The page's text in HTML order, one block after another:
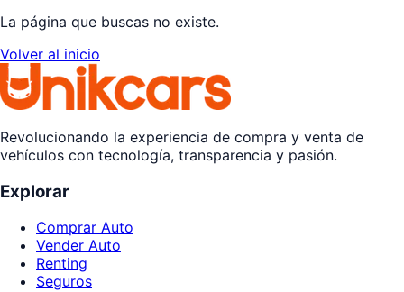
La página que buscas no existe.
Volver al inicio
Revolucionando la experiencia de compra y venta de
vehículos con tecnología, transparencia y pasión.
Explorar
Comprar Auto
Vender Auto
Renting
Seguros